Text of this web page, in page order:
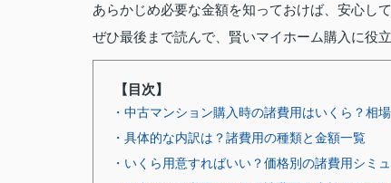
あらかじめ必要な金額を知っておけば、安心し
ぜひ最後まで読んで、賢いマイホーム購入に役
【目次】
・中古マンション購入時の諸費用はいくら？相
・具体的な内訳は？諸費用の種類と金額一覧
・いくら用意すればいい？価格別の諸費用シミ